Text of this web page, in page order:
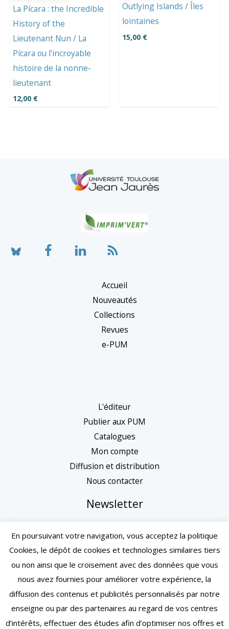
La Pícara : the Incredible
History of the
Lieutenant Nun / La
Pícara ou l’incroyable
histoire de la nonne-
lieutenant
12,00 €
Outlying Islands / Îles
lointaines
15,00 €
Accueil
Nouveautés
Collections
Revues
e-PUM
L'éditeur
Publier aux PUM
Catalogues
Mon compte
Diffusion et distribution
Nous contacter
Newsletter
En poursuivant votre navigation, vous acceptez la politique
Cookies, le dépôt de cookies et technologies similaires tiers
ou non ainsi que le croisement avec des données que vous
nous avez fournies pour améliorer votre expérience, la
diffusion des contenus et publicités personnalisés par notre
enseigne ou par des partenaires au regard de vos centres
d’intérêts, effectuer des études afin d’optimiser nos offres et